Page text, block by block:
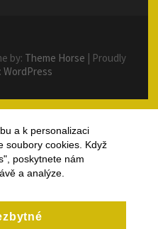
by: Theme Horse | Proudly
WordPress
a k personalizaci
soubory cookies. Když
poskytnete nám
a analýze.